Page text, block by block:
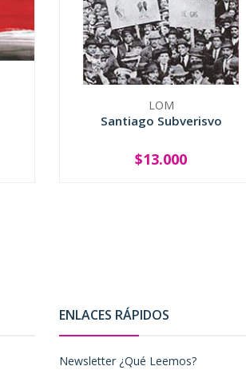
LOM
Santiago Subverisvo
+
$13.000
ENLACES RÁPIDOS
Newsletter ¿Qué Leemos?